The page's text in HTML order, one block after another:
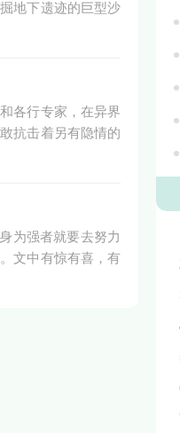
地下遗迹的巨型沙
各行专家，在异界
抗击着另有隐情的
为强者就要去努力
文中有惊有喜，有